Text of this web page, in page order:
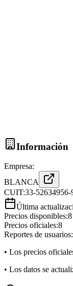
Información
Empresa:
BLANCA
CUIT:33-52634956-
Última
Precios disponibles:8
Precios oficiales:8
Reportes de usuarios:
• Los precios
• Los datos se